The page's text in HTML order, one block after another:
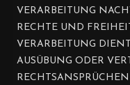
VERARBEITUNG
RECHTE UND
VERARBEITUNG
AUSÜBUNG ODER